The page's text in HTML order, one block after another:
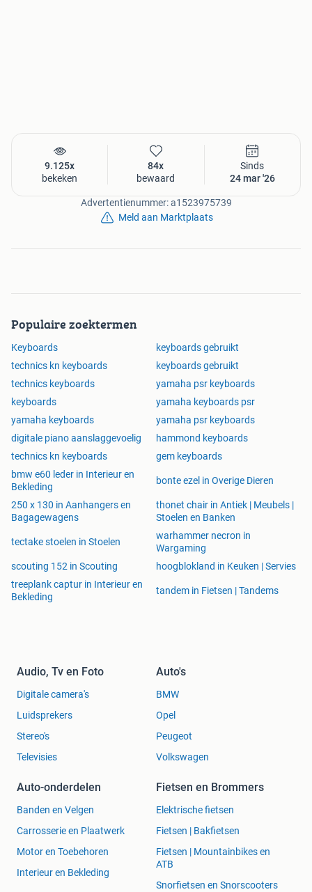
9.125x
bekeken
84x
bewaard
Sinds
24 mar '26
Advertentienummer: a1523975739
Meld aan Marktplaats
Populaire zoektermen
Keyboards
keyboards gebruikt
technics kn keyboards
keyboards gebruikt
technics keyboards
yamaha psr keyboards
keyboards
yamaha keyboards psr
yamaha keyboards
yamaha psr keyboards
digitale piano aanslaggevoelig
hammond keyboards
technics kn keyboards
gem keyboards
bmw e60 leder in Interieur en
Bekleding
bonte ezel in Overige Dieren
250 x 130 in Aanhangers en
Bagagewagens
thonet chair in Antiek | Meubels |
Stoelen en Banken
tectake stoelen in Stoelen
warhammer necron in
Wargaming
scouting 152 in Scouting
hoogblokland in Keuken | Servies
treeplank captur in Interieur en
Bekleding
tandem in Fietsen | Tandems
Audio, Tv en Foto
Digitale camera's
Luidsprekers
Stereo's
Televisies
Auto's
BMW
Opel
Peugeot
Volkswagen
Auto-onderdelen
Banden en Velgen
Carrosserie en Plaatwerk
Motor en Toebehoren
Interieur en Bekleding
Fietsen en Brommers
Elektrische fietsen
Fietsen | Bakfietsen
Fietsen | Mountainbikes en
ATB
Snorfietsen en Snorscooters